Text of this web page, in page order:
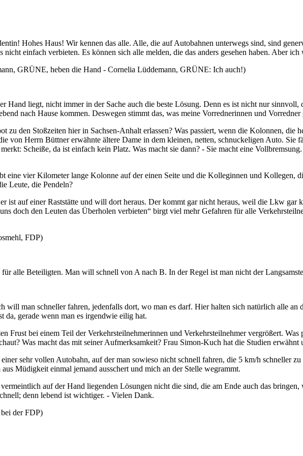
Hohes Haus! Wir kennen das alle. Alle, die auf Autobahnen unterwegs sind, sind
nicht einfach verbieten. Es können sich alle melden, die das anders gesehen haben. Aber
GRÜNE, heben die Hand - Cornelia Lüddemann, GRÜNE: Ich auch!)
Hand liegt, nicht immer in der Sache auch die beste Lösung. Denn es ist nicht nur
nach Hause kommen. Deswegen stimmt das, was meine Vorrednerinnen und Vorredner
zu den Stoßzeiten hier in Sachsen-Anhalt erlassen? Was passiert, wenn die Kolonnen, die
von Herrn Büttner erwähnte ältere Dame in dem kleinen, netten, schnuckeligen Auto. Sie
Scheiße, da ist einfach kein Platz. Was macht sie dann? - Sie macht eine
eine vier Kilometer lange Kolonne auf der einen Seite und die Kolleginnen und Kollegen,
Leute, die Pendeln?
ist auf einer Raststätte und will dort heraus. Der kommt gar nicht heraus, weil die Lkw
doch den Leuten das Überholen verbieten“ birgt viel mehr Gefahren für alle
FDP)
für alle Beteiligten. Man will schnell von A nach B. In der Regel ist man nicht der
will man schneller fahren, jedenfalls dort, wo man es darf. Hier halten sich natürlich alle an
da, gerade wenn man es irgendwie eilig hat.
Frust bei einem Teil der Verkehrsteilnehmerinnen und Verkehrsteilnehmer vergrößert.
Was macht das mit seiner Aufmerksamkeit? Frau Simon-Kuch hat die Studien
sehr vollen Autobahn, auf der man sowieso nicht schnell fahren, die 5 km/h schneller
Müdigkeit einmal jemand ausschert und mich an der Stelle wegrammt.
auf der Hand liegenden Lösungen nicht die sind, die am Ende auch das
denn lebend ist wichtiger. - Vielen Dank.
der FDP)